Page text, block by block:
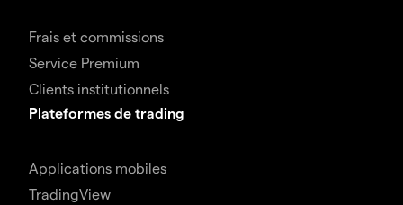
Frais et commissions
Service Premium
Clients institutionnels
Plateformes de trading
Applications mobiles
TradingView